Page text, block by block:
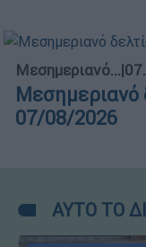
Μεσημεριανό...|
Μεσημεριανό
07/08/2026
ΑΥΤΟ ΤΟ